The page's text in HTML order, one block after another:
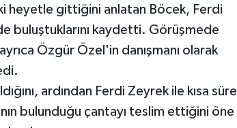
heyetle gittiğini anlatan Böcek, Ferdi
buluştuklarını kaydetti. Görüşmede
Özgür Özel'in danışmanı olarak
ardından Ferdi Zeyrek ile kısa süre
bulunduğu çantayı teslim ettiğini öne